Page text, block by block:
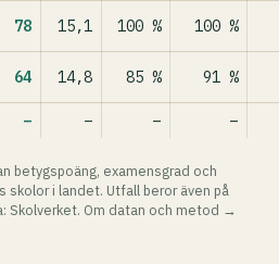
78 15,1 100 % 100 %
64 14,8 85 % 91 %
– – – –
betygspoäng, examensgrad och
skolor i landet. Utfall beror även på
Skolverket. Om datan och metod →